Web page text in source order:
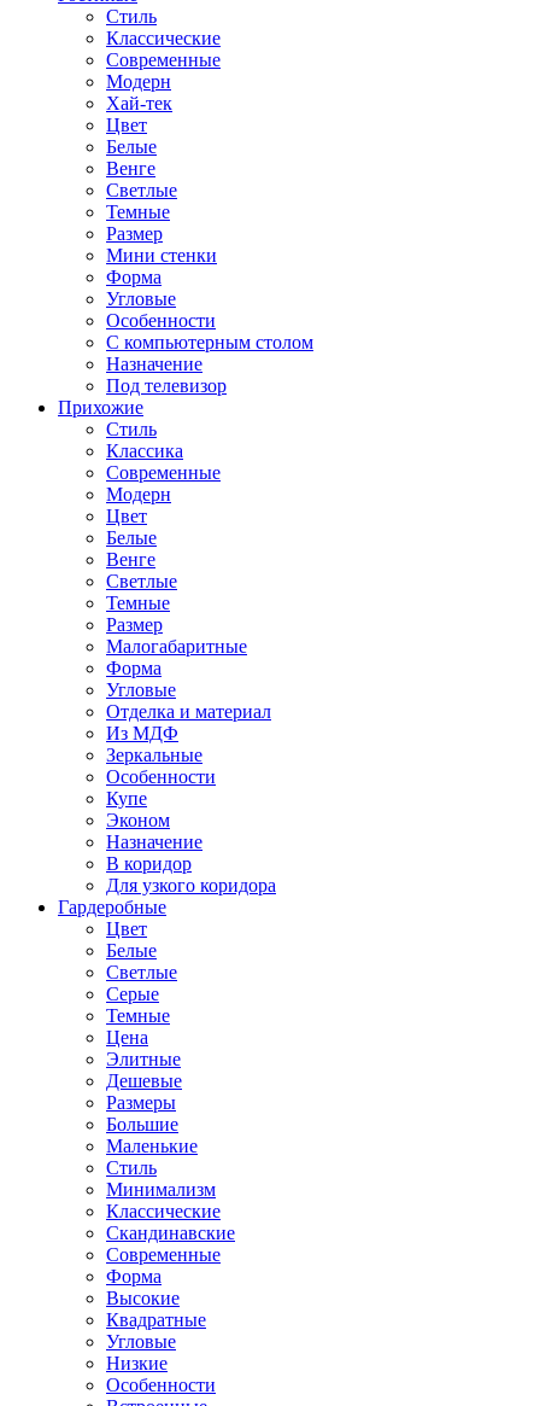
Стиль
Классические
Современные
Модерн
Хай-тек
Цвет
Белые
Венге
Светлые
Темные
Размер
Мини стенки
Форма
Угловые
Особенности
С компьютерным столом
Назначение
Под телевизор
Прихожие
Стиль
Классика
Современные
Модерн
Цвет
Белые
Венге
Светлые
Темные
Размер
Малогабаритные
Форма
Угловые
Отделка и материал
Из МДФ
Зеркальные
Особенности
Купе
Эконом
Назначение
В коридор
Для узкого коридора
Гардеробные
Цвет
Белые
Светлые
Серые
Темные
Цена
Элитные
Дешевые
Размеры
Большие
Маленькие
Стиль
Минимализм
Классические
Скандинавские
Современные
Форма
Высокие
Квадратные
Угловые
Низкие
Особенности